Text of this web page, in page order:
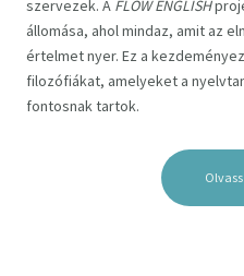
szervezek. A FLOW ENGLISH
állomása, ahol mindaz, amit az
értelmet nyer. Ez a
filozófiákat, amelyeket a
fontosnak tartok.